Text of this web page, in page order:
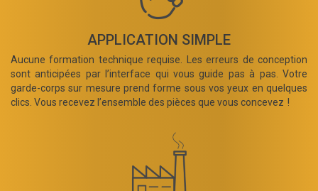
APPLICATION SIMPLE
Aucune formation technique requise. Les erreurs de conception
sont anticipées par l’interface qui vous guide pas à pas. Votre
garde-corps sur mesure prend forme sous vos yeux en quelques
clics. Vous recevez l’ensemble des pièces que vous concevez !